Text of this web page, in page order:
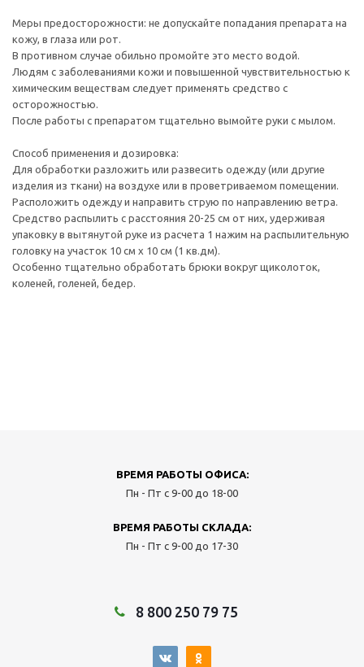
Меры предосторожности: не допускайте попадания препарата на
кожу, в глаза или рот.
В противном случае обильно промойте это место водой.
Людям с заболеваниями кожи и повышенной чувствительностью к
химическим веществам следует применять средство с
осторожностью.
После работы с препаратом тщательно вымойте руки с мылом.
Способ применения и дозировка:
Для обработки разложить или развесить одежду (или другие
изделия из ткани) на воздухе или в проветриваемом помещении.
Расположить одежду и направить струю по направлению ветра.
Средство распылить с расстояния 20-25 см от них, удерживая
упаковку в вытянутой руке из расчета 1 нажим на распылительную
головку на участок 10 см х 10 см (1 кв.дм).
Особенно тщательно обработать брюки вокруг щиколоток,
коленей, голеней, бедер.
ВРЕМЯ РАБОТЫ ОФИСА:
Пн - Пт с 9-00 до 18-00
ВРЕМЯ РАБОТЫ СКЛАДА:
Пн - Пт с 9-00 до 17-30
8 800 250 79 75